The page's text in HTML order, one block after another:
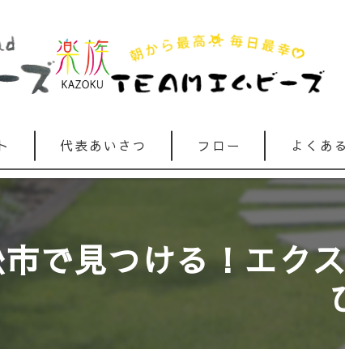
代表あいさつ フロー よくあ
で見つける！エク